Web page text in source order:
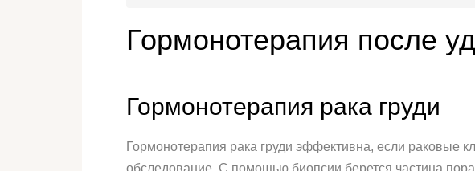
Гормонотерапия после
Гормонотерапия рака груди
Гормонотерапия рака груди эффективна, если раковые
обследование. С помощью биопсии берется частица